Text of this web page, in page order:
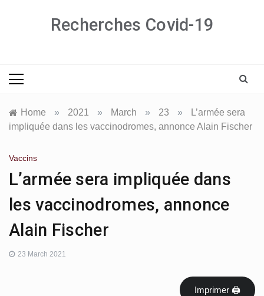
Recherches Covid-19
Home » 2021 » March » 23 »
L’armée sera
impliquée dans les vaccinodromes, annonce Alain Fischer
Vaccins
L’armée sera impliquée dans
les vaccinodromes, annonce
Alain Fischer
23 March 2021
Imprimer 🖨